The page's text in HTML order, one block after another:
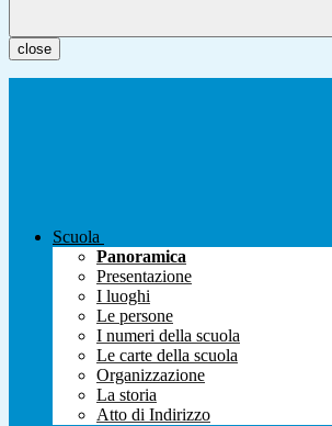
close
Scuola
Panoramica
Presentazione
I luoghi
Le persone
I numeri della scuola
Le carte della scuola
Organizzazione
La storia
Atto di Indirizzo